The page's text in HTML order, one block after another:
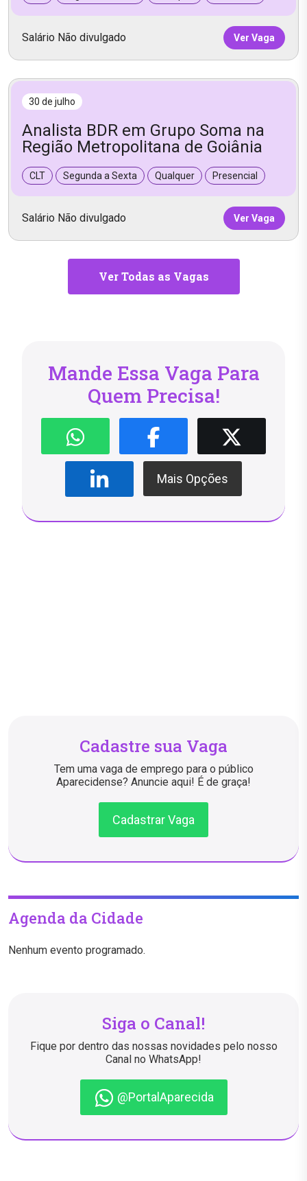
Salário Não divulgado Ver Vaga
30 de julho
Analista BDR em Grupo Soma na
Região Metropolitana de Goiânia
CLT Segunda a Sexta Qualquer Presencial
Salário Não divulgado Ver Vaga
Ver Todas as Vagas
Mande Essa Vaga Para
Quem Precisa!
Mais Opções
Cadastre sua Vaga
Tem uma vaga de emprego para o público
Aparecidense? Anuncie aqui! É de graça!
Cadastrar Vaga
Agenda da Cidade
Nenhum evento programado.
Siga o Canal!
Fique por dentro das nossas novidades pelo nosso
Canal no WhatsApp!
@PortalAparecida